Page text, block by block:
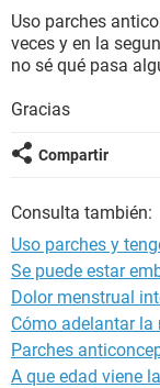
SEXUALIDAD
GLOSARIO
Uso parches
veces y en la
no sé qué pasa
Gracias
Compartir
Consulta también:
Uso parches y
Se puede estar
Dolor menstrual
Cómo adelantar la
Parches
A que edad viene